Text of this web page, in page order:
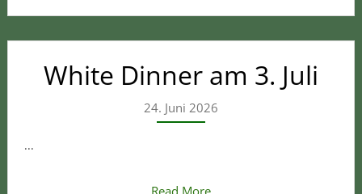
White Dinner am 3. Juli
24. Juni 2026
...
Read More